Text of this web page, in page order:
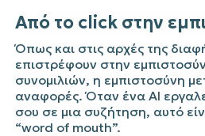
Από το click στην
Όπως και στις αρχές της
επιστρέφουν στην
συνομιλιών, η εμπιστοσύνη
αναφορές. Όταν ένα AI
σου σε μια συζήτηση, αυτό
“word of mouth”.